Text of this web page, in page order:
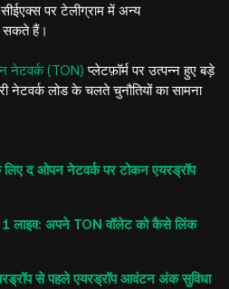
पर टेलीग्राम में अन्य
सकते हैं।
नेटवर्क (TON) प्लेटफ़ॉर्म पर उत्पन्न हुए बड़े
नेटवर्क लोड के चलते चुनौतियों का सामना
द ओपन नेटवर्क पर टोकन एयरड्रॉप
1 लाइव: अपने TON वॉलेट को कैसे लिंक
से पहले एयरड्रॉप आवंटन अंक सुविधा